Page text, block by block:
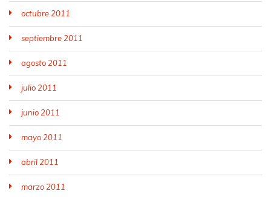
octubre 2011
septiembre 2011
agosto 2011
julio 2011
junio 2011
mayo 2011
abril 2011
marzo 2011